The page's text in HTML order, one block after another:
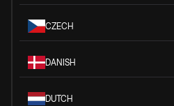
CZECH
DANISH
DUTCH